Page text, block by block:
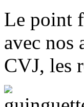
Le point
avec nos
CVJ, les